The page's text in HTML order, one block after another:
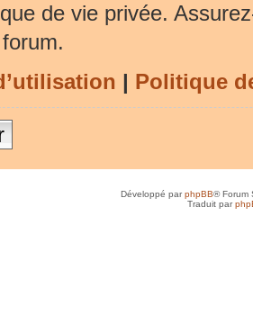
de vie privée.
| Politique
Développé parphpBB® Forum
Traduit par